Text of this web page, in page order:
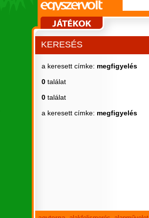
KERESÉS
a keresett címke: megfigyelés
0 találat
0 találat
a keresett címke: megfigyelés